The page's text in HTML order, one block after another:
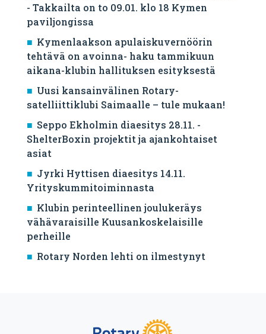
- Takkailta on to 09.01. klo 18 Kymen
paviljongissa
Kymenlaakson apulaiskuvernöörin
tehtävä on avoinna- haku tammikuun
aikana-klubin hallituksen esityksestä
Uusi kansainvälinen Rotary-
satelliittiklubi Saimaalle – tule mukaan!
Seppo Ekholmin diaesitys 28.11. -
ShelterBoxin projektit ja ajankohtaiset
asiat
Jyrki Hyttisen diaesitys 14.11.
Yrityskummitoiminnasta
Klubin perinteellinen joulukeräys
vähävaraisille Kuusankoskelaisille
perheille
Rotary Norden lehti on ilmestynyt